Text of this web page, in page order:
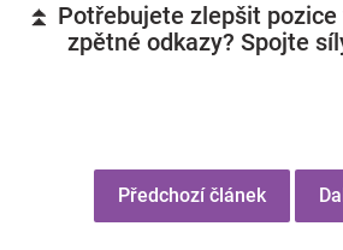
⏫ Potřebujete zlepšit pozice
zpětné odkazy? Spojte
Předchozí článek